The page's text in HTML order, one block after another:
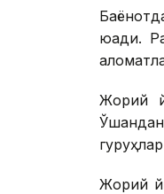
юқади.
Жорий
Жорий